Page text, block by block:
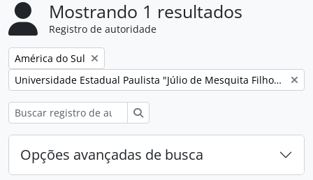
Mostrando 1 resultados
Registro de autoridade
Remover filtro:
América do Sul
Remover filtro:
Universidade Estadual Paulista "Júlio de Mesquita Filho" (Unesp)
Opções avançadas de busca